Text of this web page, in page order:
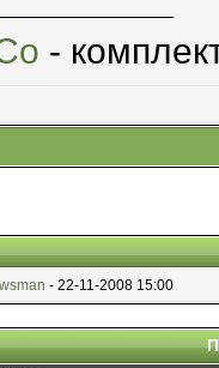
-
- 22-11-2008 15:00